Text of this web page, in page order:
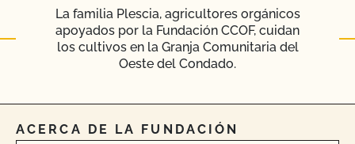
La familia Plescia, agricultores orgánicos
apoyados por la Fundación CCOF, cuidan
los cultivos en la Granja Comunitaria del
Oeste del Condado.
ACERCA DE LA FUNDACIÓN